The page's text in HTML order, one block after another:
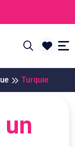
Turquie
un